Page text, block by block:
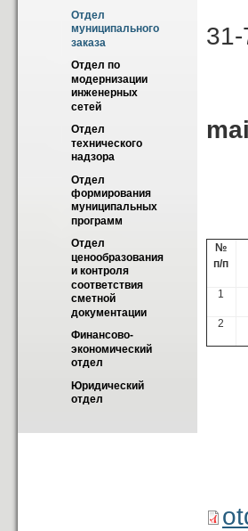
Отдел
муниципального
заказа
Отдел по
модернизации
инженерных
сетей
Отдел
технического
надзора
Отдел
формирования
муниципальных
программ
Отдел
ценообразования
и контроля
соответствия
сметной
документации
Финансово-
экономический
отдел
Юридический
отдел
№
п/п
1
2